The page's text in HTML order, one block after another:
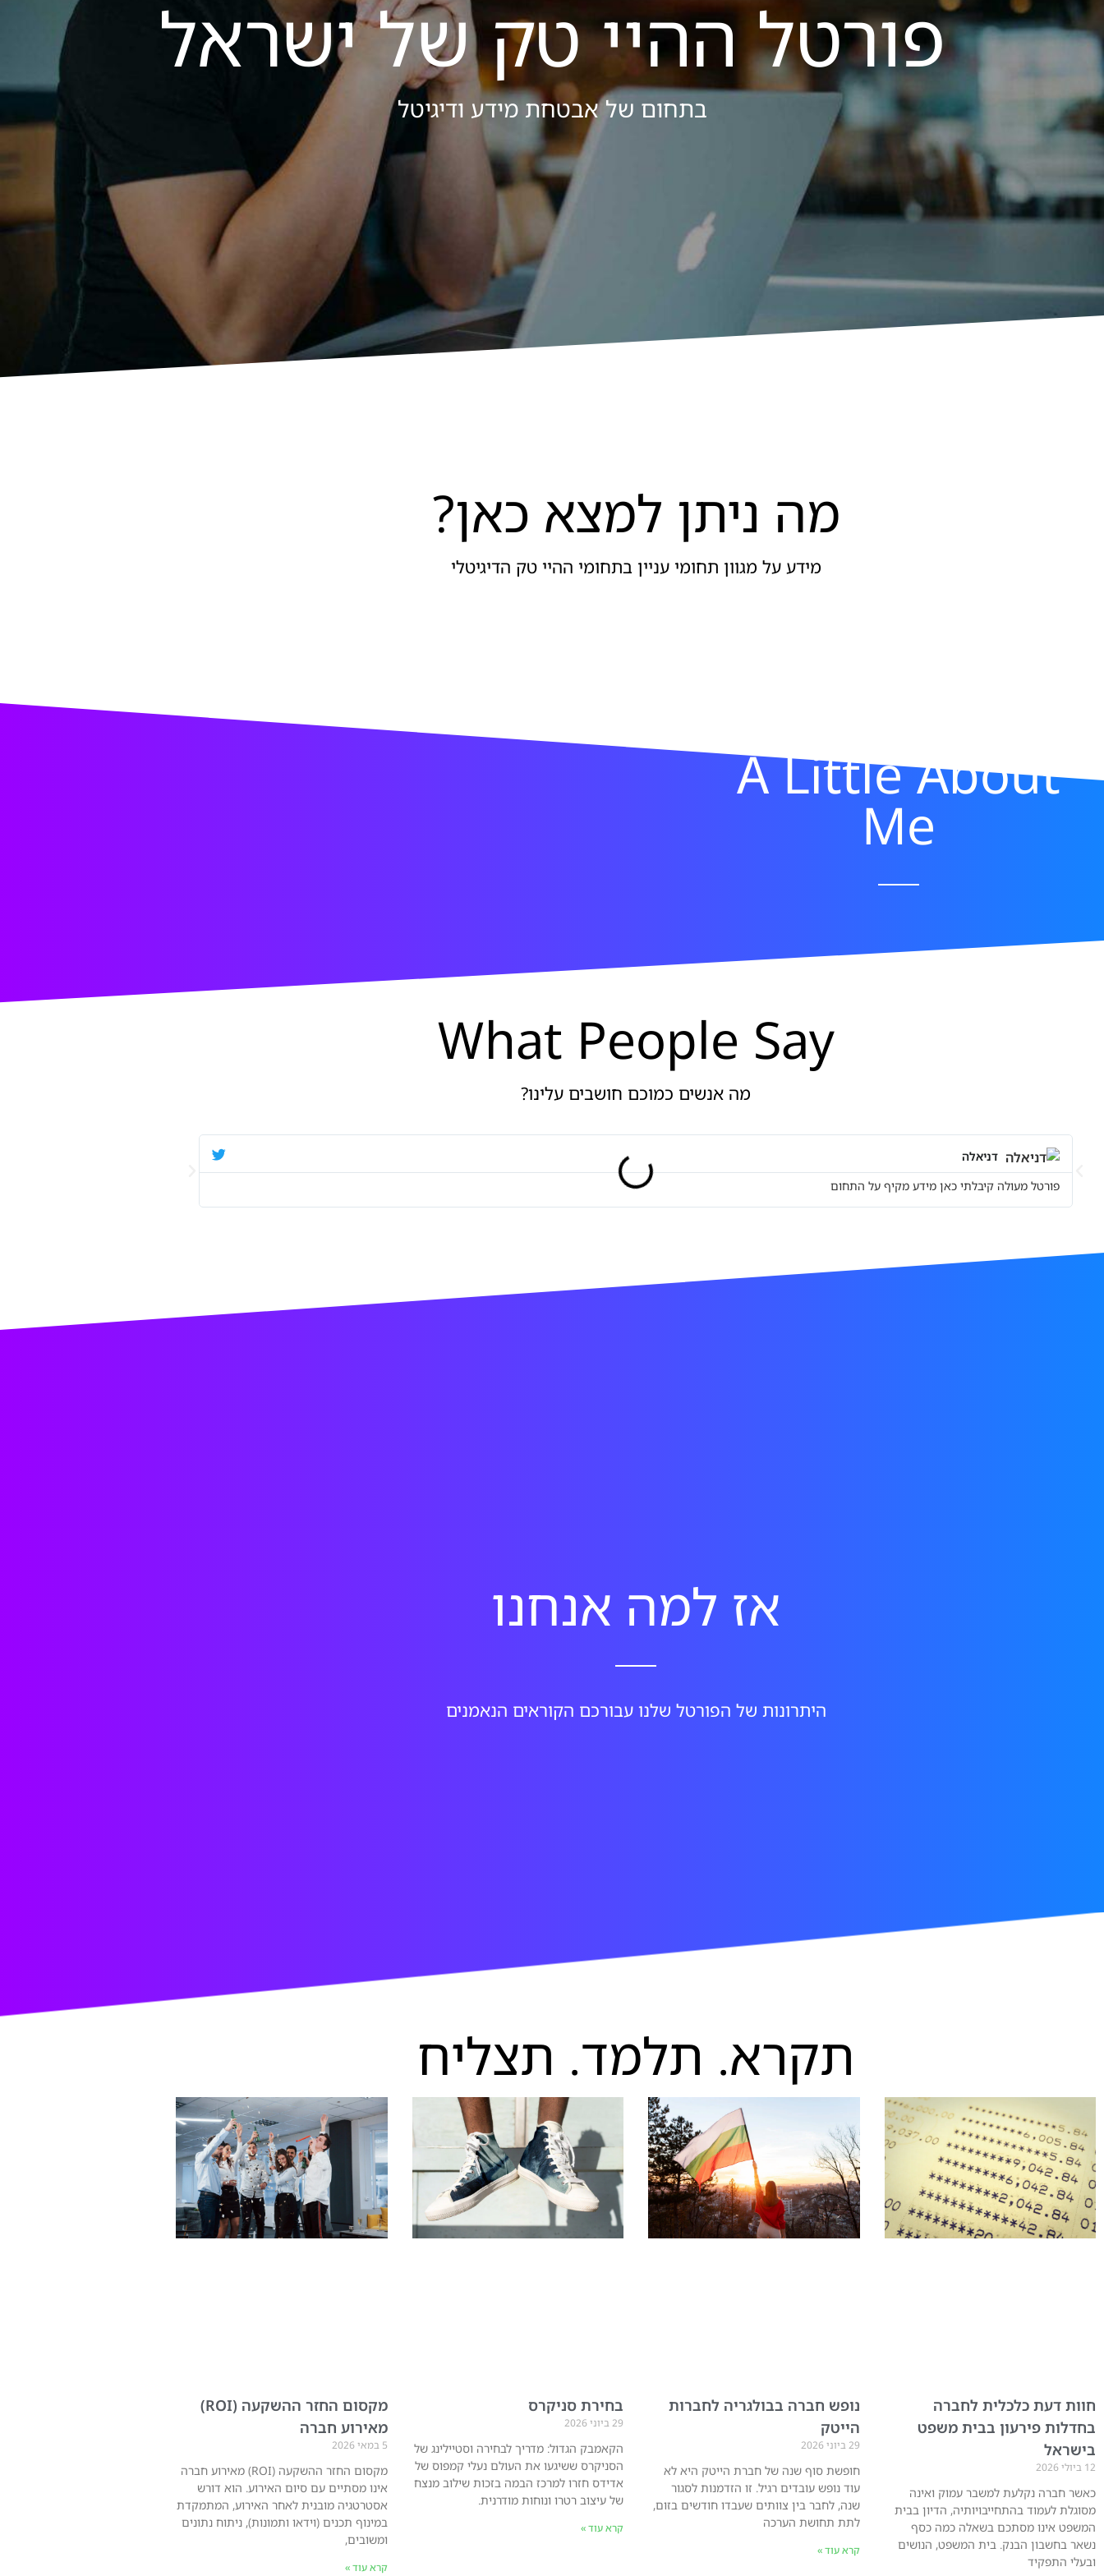
פורטל ההיי טק של ישראל
בתחום של אבטחת מידע ודיגיטל
מה ניתן למצא כאן?
מידע על מגוון תחומי עניין בתחומי ההיי טק הדיגיטלי
A Little About
Me
What People Say
מה אנשים כמוכם חושבים עלינו?
דניאלה
פורטל מעולה קיבלתי כאן מידע מקיף על התחום
אז למה אנחנו
היתרונות של הפורטל שלנו עבורכם הקוראים הנאמנים
תקרא. תלמד. תצליח
חוות דעת כלכלית לחברה
בחדלות פירעון בבית משפט
בישראל
12 ביולי 2026
כאשר חברה נקלעת למשבר עמוק ואינה
מסוגלת לעמוד בהתחייבויותיה, הדיון בבית
המשפט אינו מסתכם בשאלה כמה כסף
נשאר בחשבון הבנק. בית המשפט, הנושים
ובעלי התפקיד
נופש חברה בבולגריה לחברות
הייטק
29 ביוני 2026
חופשת סוף שנה של חברת הייטק היא לא
עוד נופש עובדים רגיל. זו הזדמנות לסגור
שנה, לחבר בין צוותים שעבדו חודשים בזום,
לתת תחושת הערכה
קרא עוד »
בחירת סניקרס
29 ביוני 2026
הקאמבק הגדול: מדריך לבחירה וסטיילינג של
הסניקרס ששיגעו את העולם נעלי קמפוס של
אדידס חזרו למרכז הבמה בזכות שילוב מנצח
של עיצוב רטרו ונוחות מודרנית.
קרא עוד »
מקסום החזר ההשקעה (ROI)
מאירוע חברה
5 במאי 2026
מקסום החזר ההשקעה (ROI) מאירוע חברה
אינו מסתיים עם סיום האירוע. הוא דורש
אסטרטגיה מובנית לאחר האירוע, המתמקדת
במינוף תכנים (וידאו ותמונות), ניתוח נתונים
ומשובים,
קרא עוד »